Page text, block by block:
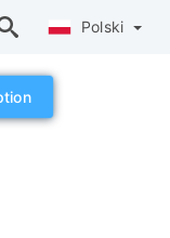
Polski